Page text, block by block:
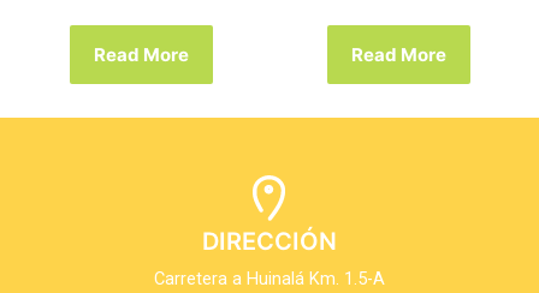
Read More Read More
DIRECCIÓN
Carretera a Huinalá Km. 1.5-A